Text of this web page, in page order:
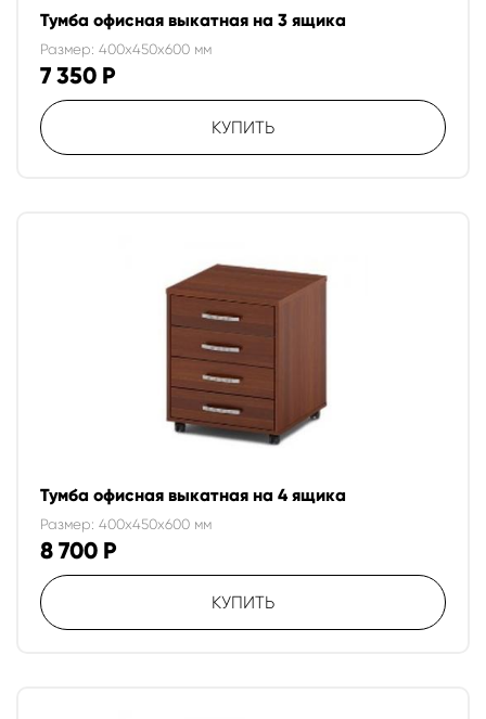
Тумба офисная выкатная на 3 ящика
Размер: 400x450x600 мм
7 350 Р
КУПИТЬ
Тумба офисная выкатная на 4 ящика
Размер: 400x450x600 мм
8 700 Р
КУПИТЬ